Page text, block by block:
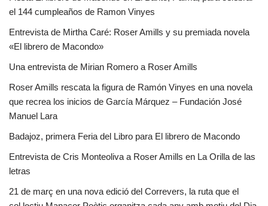
el 144 cumpleaños de Ramon Vinyes
Entrevista de Mirtha Caré: Roser Amills y su premiada novela
«El librero de Macondo»
Una entrevista de Mirian Romero a Roser Amills
Roser Amills rescata la figura de Ramón Vinyes en una novela
que recrea los inicios de García Márquez – Fundación José
Manuel Lara
Badajoz, primera Feria del Libro para El librero de Macondo
Entrevista de Cris Monteoliva a Roser Amills en La Orilla de las
letras
21 de març en una nova edició del Correvers, la ruta que el